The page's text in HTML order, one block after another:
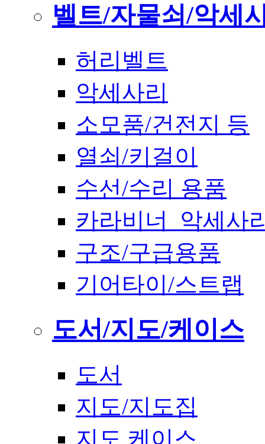
벨트/자물쇠/악세
허리벨트
악세사리
소모품/건전지 등
열쇠/키걸이
수선/수리 용품
카라비너_악세사
구조/구급용품
기어타이/스트랩
도서/지도/케이스
도서
지도/지도집
지도 케이스